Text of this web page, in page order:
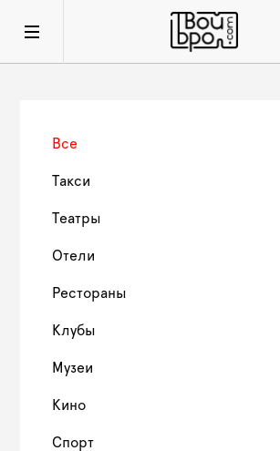
Все
Такси
Театры
Отели
Рестораны
Клубы
Музеи
Кино
Спорт